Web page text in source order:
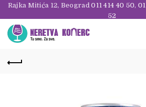
Rajka Mitića 12, Beograd011 414 40 50,
52